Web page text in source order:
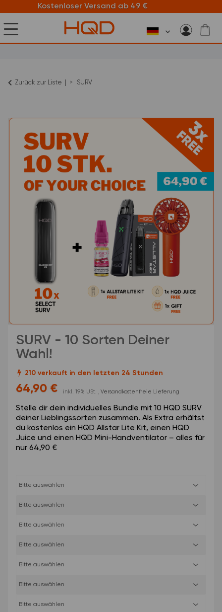
Versand ab 49 €
Zurück zur Liste SURV
SURV - 10 Sorten Deiner
Wahl!
210 verkauft in den letzten 24 Stunden
64,90 € inkl. 19% USt. , Versandkostenfreie Lieferung
Stelle dir dein individuelles Bundle mit 10 HQD SURV
deiner Lieblingssorten zusammen. Als Extra erhältst
du kostenlos ein HQD Allstar Lite Kit, einen HQD
Juice und einen HQD Mini-Handventilator – alles für
nur 64,90 €